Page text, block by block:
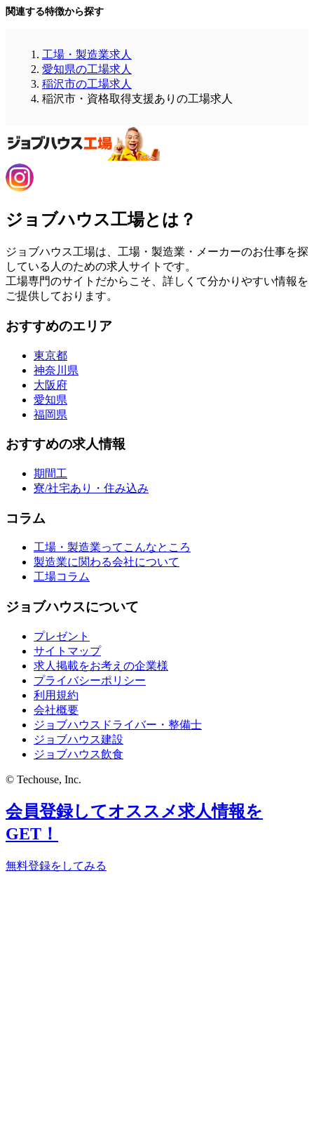
関連する特徴から探す
工場・製造業求人
愛知県の工場求人
稲沢市の工場求人
稲沢市・資格取得支援ありの工場求人
ジョブハウス工場とは？
ジョブハウス工場は、工場・製造業・メーカーのお仕事を探
している人のための求人サイトです。
工場専門のサイトだからこそ、詳しくて分かりやすい情報を
ご提供しております。
おすすめのエリア
東京都
神奈川県
大阪府
愛知県
福岡県
おすすめの求人情報
期間工
寮/社宅あり・住み込み
コラム
工場・製造業ってこんなところ
製造業に関わる会社について
工場コラム
ジョブハウスについて
プレゼント
サイトマップ
求人掲載をお考えの企業様
プライバシーポリシー
利用規約
会社概要
ジョブハウスドライバー・整備士
ジョブハウス建設
ジョブハウス飲食
© Techouse, Inc.
会員登録してオススメ求人情報を
GET！
無料登録をしてみる